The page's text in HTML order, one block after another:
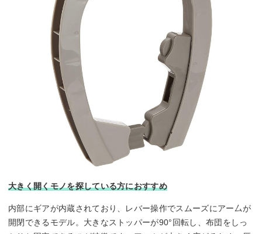
大きく開くモノを探している方におすすめ
内部にギアが内蔵されており、レバー操作でスムーズにアー厶が
開閉できるモデル。大きなストッパーが90°回転し、布団をしっ